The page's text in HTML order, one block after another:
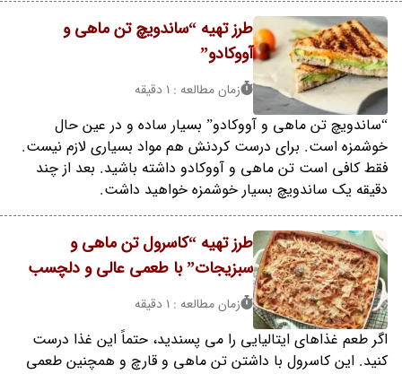
طرز تهیه “ساندویچ تن ماهی و
آووکادو”
زمان مطالعه : 1 دقیقه
“ساندویچ تن ماهی و آووکادو” بسیار ساده و در عین حال
خوشمزه است. برای درست کردنش هم مواد بسیاری لازم نیست.
فقط کافی است تن ماهی و آووکادو داشته باشید. بعد از چند
دقیقه یک ساندویچ بسیار خوشمزه خواهید داشت.
طرز تهیه “کاسرول تن ماهی و
سبزیجات” با طعمی عالی و دلچسب
زمان مطالعه : 1 دقیقه
اگر طعم غذاهای ایتالیایی را می پسندید، حتماً این غذا درست
کنید. این کاسرول با داشتن تن ماهی و قارچ و همچنین طعمی